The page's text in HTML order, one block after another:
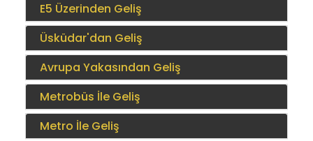
E5 Üzerinden Geliş
Üsküdar'dan Geliş
Avrupa Yakasından Geliş
Metrobüs İle Geliş
Metro İle Geliş